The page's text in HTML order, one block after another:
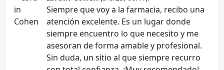
Siempre que voy a la farmacia, recibo una
atención excelente. Es un lugar donde
siempre encuentro lo que necesito y me
asesoran de forma amable y profesional.
Sin duda, un sitio al que siempre recurro